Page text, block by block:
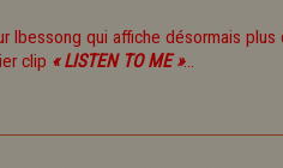
Ibessong qui affiche désormais
clip « LISTEN TO ME »...